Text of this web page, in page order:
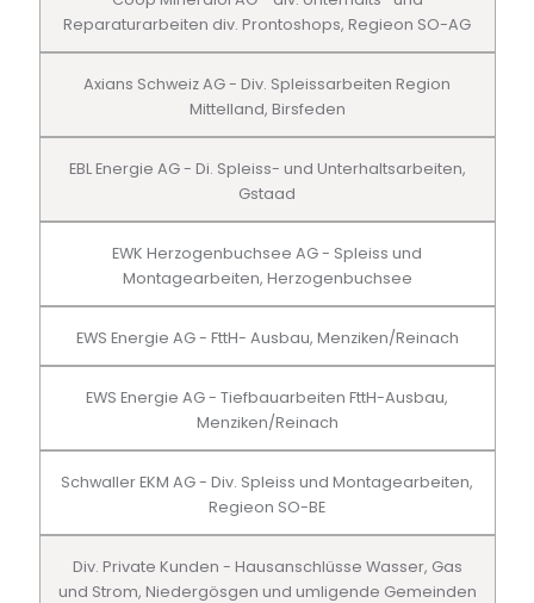
Reparaturarbeiten div. Prontoshops, Regieon SO-AG
Axians Schweiz AG - Div. Spleissarbeiten Region
Mittelland, Birsfeden
EBL Energie AG - Di. Spleiss- und Unterhaltsarbeiten,
Gstaad
EWK Herzogenbuchsee AG - Spleiss und
Montagearbeiten, Herzogenbuchsee
EWS Energie AG - FttH- Ausbau, Menziken/Reinach
EWS Energie AG - Tiefbauarbeiten FttH-Ausbau,
Menziken/Reinach
Schwaller EKM AG - Div. Spleiss und Montagearbeiten,
Regieon SO-BE
Div. Private Kunden - Hausanschlüsse Wasser, Gas
und Strom, Niedergösgen und umligende Gemeinden